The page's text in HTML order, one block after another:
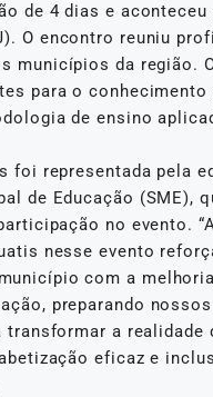
de 4 dias e aconteceu
O encontro reuniu
municípios da região.
para o conhecimento
de ensino
foi representada pela
de Educação (SME),
no evento.
nesse evento
com a
preparando nossos
a realidade
eficaz e